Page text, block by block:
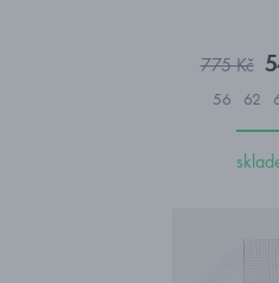
775 Kč
56 62